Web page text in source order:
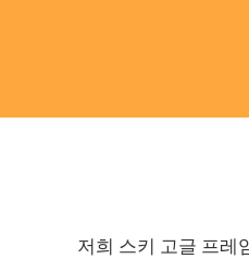
저희 스키 고글 프레